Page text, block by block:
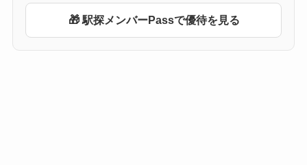
🎁 駅探メンバーPassで優待を見る